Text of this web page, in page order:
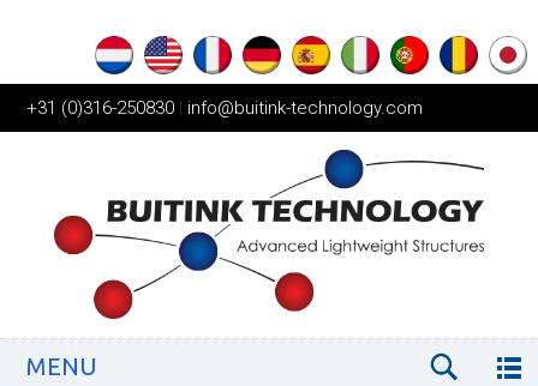
+31 (0)316-250830 | info@buitink-technology.com
MENU